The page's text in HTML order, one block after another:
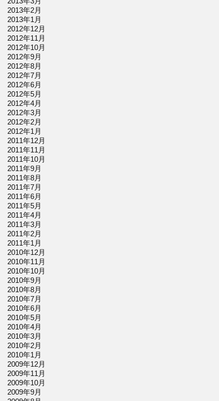
2013年2月
2013年1月
2012年12月
2012年11月
2012年10月
2012年9月
2012年8月
2012年7月
2012年6月
2012年5月
2012年4月
2012年3月
2012年2月
2012年1月
2011年12月
2011年11月
2011年10月
2011年9月
2011年8月
2011年7月
2011年6月
2011年5月
2011年4月
2011年3月
2011年2月
2011年1月
2010年12月
2010年11月
2010年10月
2010年9月
2010年8月
2010年7月
2010年6月
2010年5月
2010年4月
2010年3月
2010年2月
2010年1月
2009年12月
2009年11月
2009年10月
2009年9月